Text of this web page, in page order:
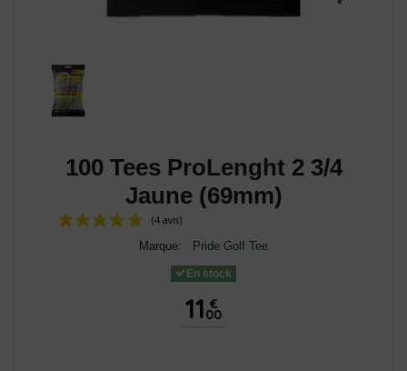
100 Tees ProLenght 2 3/4
Jaune (69mm)
Marque: Pride Golf Tee
En stock
11 €
00